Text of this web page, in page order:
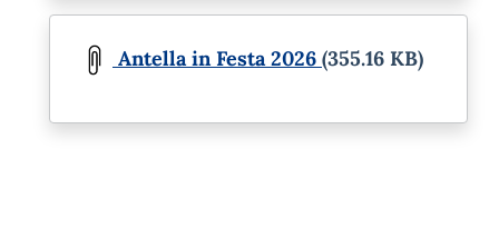
Antella in Festa 2026 (355.16 KB)